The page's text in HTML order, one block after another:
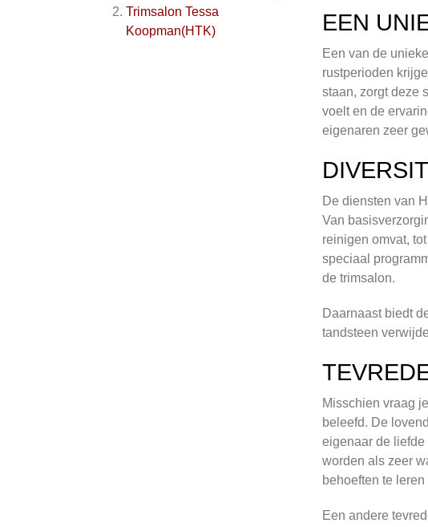
Trimsalon Tessa
Koopman(HTK)
EEN
Een van de
rustperioden
staan, zorgt deze
voelt en de
eigenaren zeer
De diensten van
Van
reinigen omvat,
speciaal
de trimsalon.
Daarnaast biedt
tandsteen
Misschien vraag
beleefd. De
eigenaar de liefde
worden als zeer
behoeften te
Een andere